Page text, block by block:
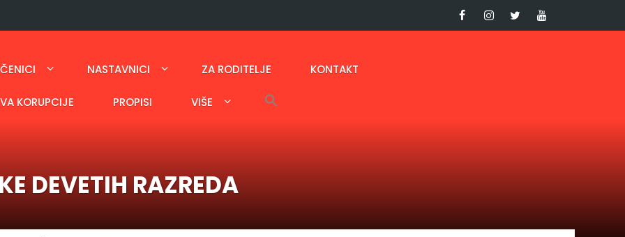
NASTAVNICI ZA RODITELJE KONTAKT
KORUPCIJE PROPISI VIŠE
DEVETIH RAZREDA